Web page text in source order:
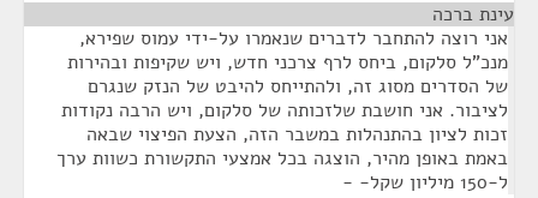
עינת ברכה
אני רוצה להתחבר לדברים שנאמרו על-ידי עמוס שפירא,
מנכ"ל סלקום, ביחס לרף צרכני חדש, ויש שקיפות ובהירות
של הסדרים מסוג זה, ולהתייחס להיבט של הנזק שנגרם
לציבור. אני חושבת שלזכותה של סלקום, ויש הרבה נקודות
זכות לציון בהתנהלות במשבר הזה, הצעת הפיצוי שבאה
באמת באופן מהיר, הוצגה בכל אמצעי התקשורת כשוות ערך
ל-150 מיליון שקל- -